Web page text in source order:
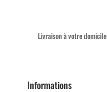
Livraison à votre domicile
Informations